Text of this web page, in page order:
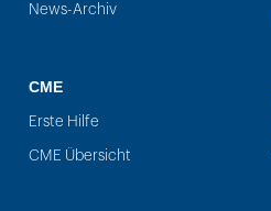
News-Archiv
CME
Erste Hilfe
CME Übersicht